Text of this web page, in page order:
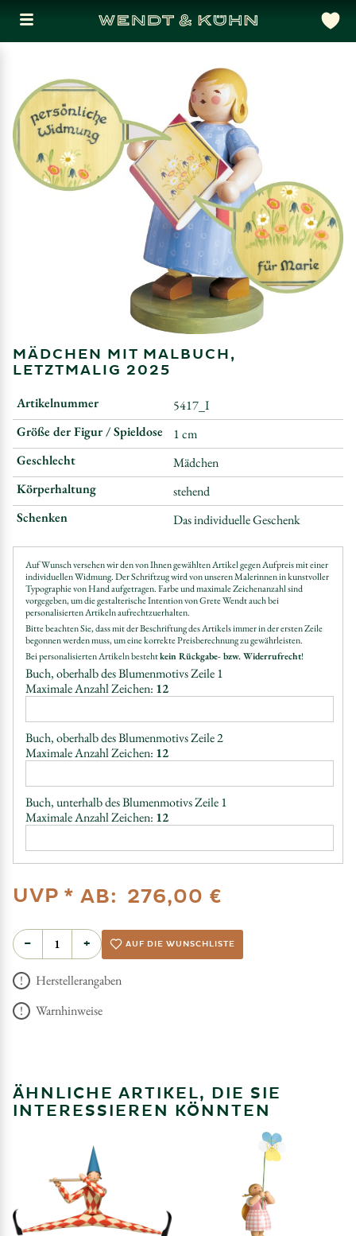
MÄDCHEN MIT MALBUCH,
LETZTMALIG 2025
Artikelnummer
5417_I
Größe der Figur / Spieldose
1 cm
Geschlecht
Mädchen
Körperhaltung
stehend
Schenken
Das individuelle Geschenk
Auf Wunsch versehen wir den von Ihnen gewählten Artikel gegen Aufpreis mit einer
individuellen Widmung. Der Schriftzug wird von unseren Malerinnen in kunstvoller
Typographie von Hand aufgetragen. Farbe und maximale Zeichenanzahl sind
vorgegeben, um die gestalterische Intention von Grete Wendt auch bei
personalisierten Artikeln aufrechtzuerhalten.
Bitte beachten Sie, dass mit der Beschriftung des Artikels immer in der ersten Zeile
begonnen werden muss, um eine korrekte Preisberechnung zu gewährleisten.
Bei personalisierten Artikeln bestehtkein Rückgabe- bzw. Widerrufrecht!
Buch, oberhalb des Blumenmotivs Zeile 1
Maximale Anzahl Zeichen: 12
Buch, oberhalb des Blumenmotivs Zeile 2
Maximale Anzahl Zeichen: 12
Buch, unterhalb des Blumenmotivs Zeile 1
Maximale Anzahl Zeichen: 12
UVP * AB: 276,00 €
− + AUF DIE WUNSCHLISTE
Herstellerangaben
Warnhinweise
ÄHNLICHE ARTIKEL, DIE SIE
INTERESSIEREN KÖNNTEN